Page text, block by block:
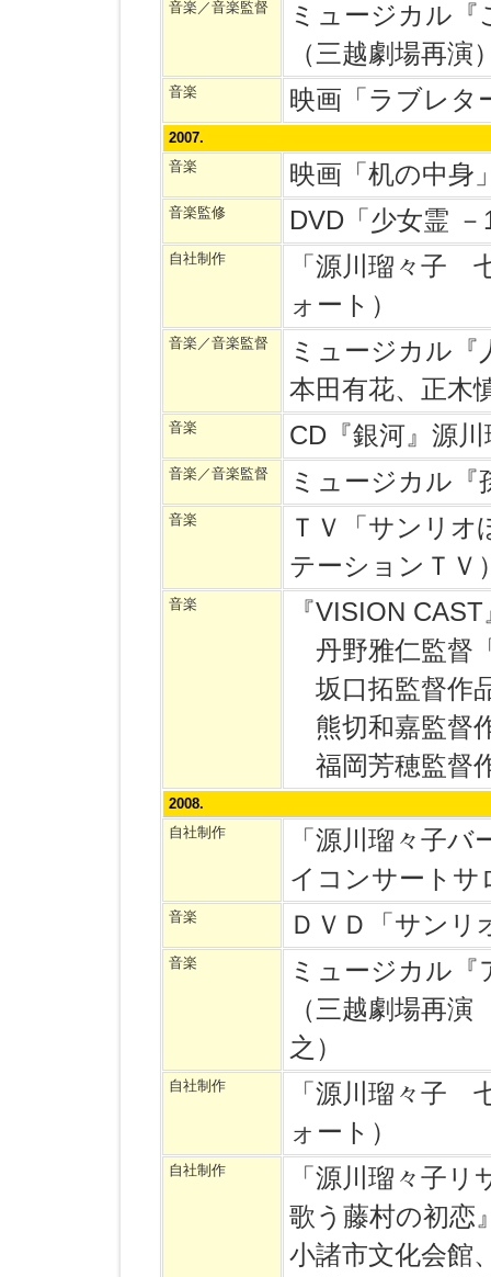
音楽／音楽監督
ミュージカル
（三越劇場再演
音楽 映画「ラブレタ
2007.
音楽
映画「机の中身
音楽監修 DVD「少女霊
自社制作
「源川瑠々子
ォート）
音楽／音楽監督
ミュージカル
本田有花、正木
音楽 CD『銀河』源
音楽／音楽監督 ミュージカル『
音楽
ＴＶ「サンリ
テーションＴＶ
音楽
『VISION
丹野雅仁監督
坂口拓監督作
熊切和嘉監督
福岡芳穂監督
2008.
自社制作
「源川瑠々子
イコンサート
音楽 ＤＶＤ「サン
音楽
ミュージカル
（三越劇場再
之）
自社制作
「源川瑠々子
ォート）
自社制作
「源川瑠々子
歌う藤村の初恋
小諸市文化会館